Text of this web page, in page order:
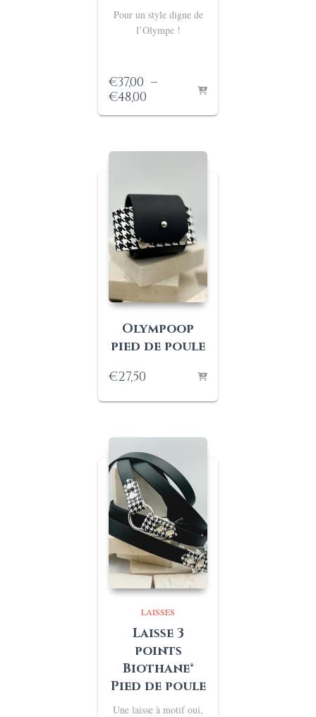
Pour un style digne de
l’Olympe !
€37,00 –
€48,00Plage
de
à
Olympoop
pied de poule
€27,50
LAISSES
Laisse 3
points
Biothane®
Pied de poule
Une laisse à motif oui,